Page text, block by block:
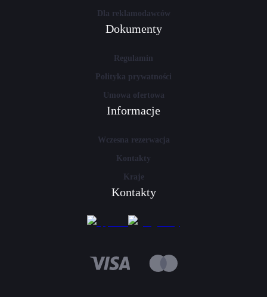
Dla reklamodawców
Dokumenty
Regulamin
Polityka prywatności
Umowa ofertowa
Informacje
Wczesna rezerwacja
Kontakty
Kraje
Kontakty